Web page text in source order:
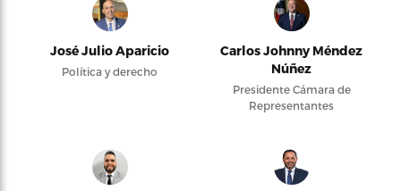
José Julio Aparicio
Política y derecho
Carlos Johnny Méndez
Núñez
Presidente Cámara de
Representantes